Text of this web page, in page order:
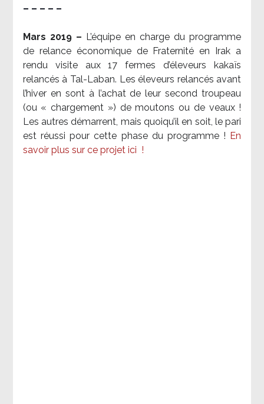
– – – – –
Mars 2019 – L’équipe en charge du programme
de relance économique de Fraternité en Irak a
rendu visite aux 17 fermes d’éleveurs kakaïs
relancés à Tal-Laban. Les éleveurs relancés avant
l’hiver en sont à l’achat de leur second troupeau
(ou « chargement ») de moutons ou de veaux !
Les autres démarrent, mais quoiqu’il en soit, le pari
est réussi pour cette phase du programme ! En
savoir plus sur ce projet ici !